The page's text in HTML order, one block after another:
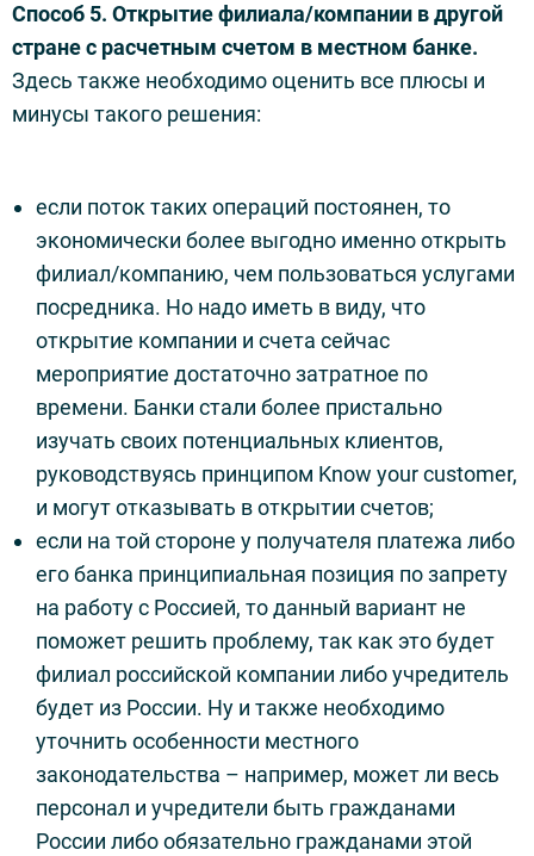
Способ 5. Открытие филиала/компании в другой
стране с расчетным счетом в местном банке.
Здесь также необходимо оценить все плюсы и
минусы такого решения:
если поток таких операций постоянен, то
экономически более выгодно именно открыть
филиал/компанию, чем пользоваться услугами
посредника. Но надо иметь в виду, что
открытие компании и счета сейчас
мероприятие достаточно затратное по
времени. Банки стали более пристально
изучать своих потенциальных клиентов,
руководствуясь принципом Know your customer,
и могут отказывать в открытии счетов;
если на той стороне у получателя платежа либо
его банка принципиальная позиция по запрету
на работу с Россией, то данный вариант не
поможет решить проблему, так как это будет
филиал российской компании либо учредитель
будет из России. Ну и также необходимо
уточнить особенности местного
законодательства – например, может ли весь
персонал и учредители быть гражданами
России либо обязательно гражданами этой